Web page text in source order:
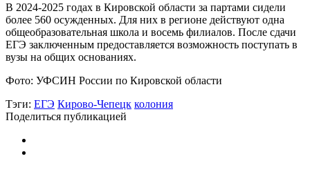
В 2024-2025 годах в Кировской области за партами сидели
более 560 осужденных. Для них в регионе действуют одна
общеобразовательная школа и восемь филиалов. После сдачи
ЕГЭ заключенным предоставляется возможность поступать в
вузы на общих основаниях.
Фото: УФСИН России по Кировской области
Тэги: ЕГЭ Кирово-Чепецк колония
Поделиться публикацией